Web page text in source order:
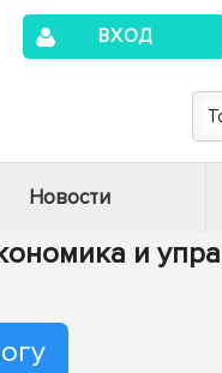
ВХОД
Новости
и